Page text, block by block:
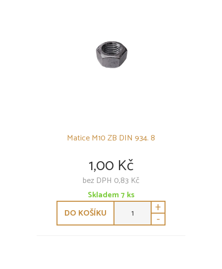
Matice M10 ZB DIN 934. 8
1,00 Kč
bez DPH 0,83 Kč
Skladem7ks
DO KOŠÍKU
+
-